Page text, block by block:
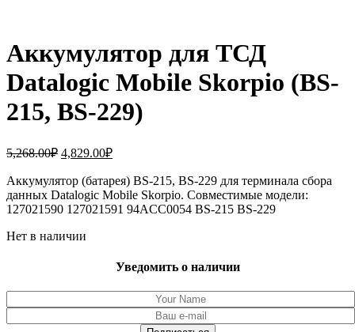
Аккумулятор для ТСД
Datalogic Mobile Skorpio (BS-
215, BS-229)
5,268.00₽ Первоначальная
составляла
5,268.00₽.
4,829.00₽Текущая
4,829.00₽.
Аккумулятор (батарея) BS-215, BS-229 для терминала сбора
данных Datalogic Mobile Skorpio. Совместимые модели:
127021590 127021591 94ACC0054 BS-215 BS-229
Нет в наличии
Уведомить о наличии